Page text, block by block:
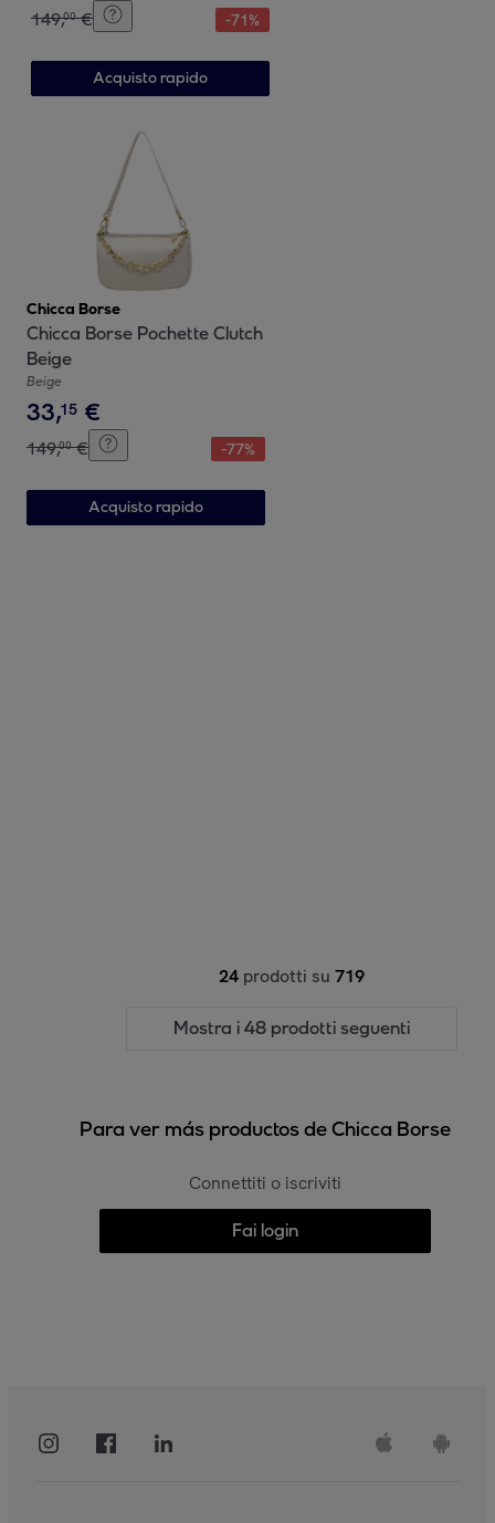
149,00 € -71%
Acquisto rapido
Chicca Borse
Chicca Borse Pochette Clutch
Beige
Beige
33,15 €
149,00 € -77%
Acquisto rapido
24 prodotti su 719
Mostra i 48 prodotti seguenti
Para ver más productos de Chicca Borse
Connettiti o iscriviti
Fai login